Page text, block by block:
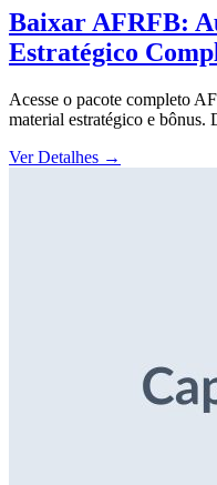
Baixar AFRFB:
Estratégico
Acesse o pacote completo
material estratégico e
Ver Detalhes →